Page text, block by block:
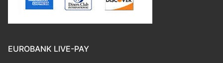
EUROBANK LIVE-PAY